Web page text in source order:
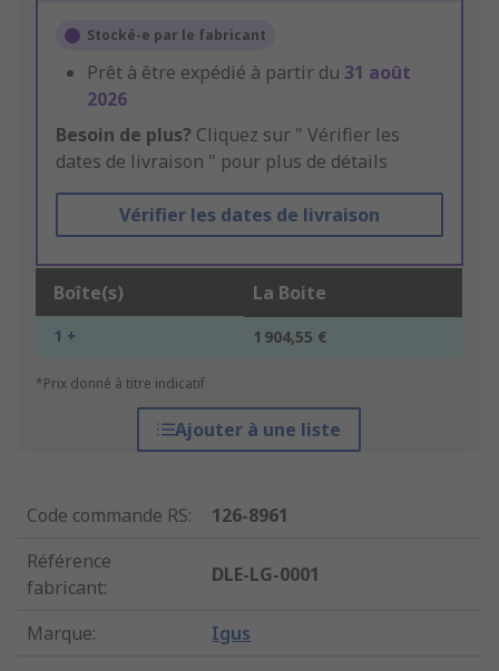
Stocké-e par le fabricant
Prêt à être expédié à partir du 31 août
2026
Besoin de plus? Cliquez sur " Vérifier les
dates de livraison " pour plus de détails
Vérifier les dates de livraison
Boîte(s) La Boite
1 + 1 904,55 €
*Prix donné à titre indicatif
Ajouter à une liste
Code commande RS:
126-8961
Référence
fabricant:
DLE-LG-0001
Marque: Igus